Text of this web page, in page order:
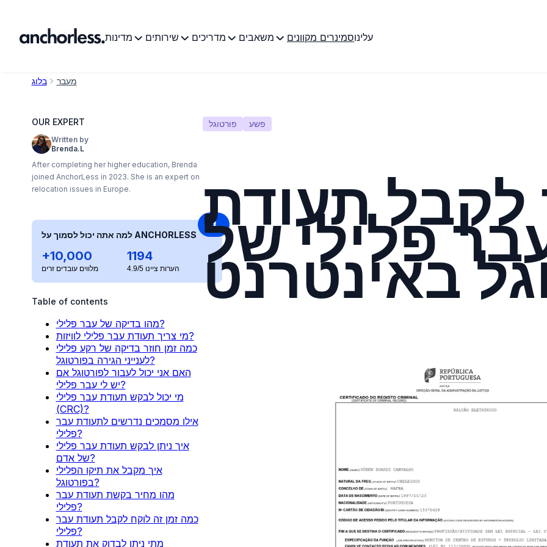
מדינות שירותים מדריכים משאבים סמינרים מקווניםעלינו
בלוג מעבר
OUR EXPERT
Written by
Brenda.L
After completing her higher education, Brenda
joined AnchorLess in 2023. She is an expert on
relocation issues in Europe.
למה אתה יכול לסמוך על ANCHORLESS
+10,000
מלווים עובדים זרים
1194
הערות ציינו 4.9/5
Table of contents
מהו בדיקה של עבר פלילי?
מי צריך תעודת עבר פלילי לוויזות?
כמה זמן חוזר בדיקה של רקע פלילי
לענייני הגירה בפורטוגל?
האם אני יכול לעבור לפורטוגל אם
יש לי עבר פלילי?
מי יכול לבקש תעודת עבר פלילי
(CRC)?
אילו מסמכים נדרשים לתעודת עבר
פלילי?
איך ניתן לבקש תעודת עבר פלילי
של אדם?
איך מקבל את תיקו הפלילי
בפורטוגל?
מהו מחיר בקשת תעודת עבר
פלילי?
כמה זמן זה לוקח לקבל תעודת עבר
פלילי?
מתי ניתן לבדוק את תעודת
פורטוגל פשע
לקבל תעודת
פלילי של
באינטרנט